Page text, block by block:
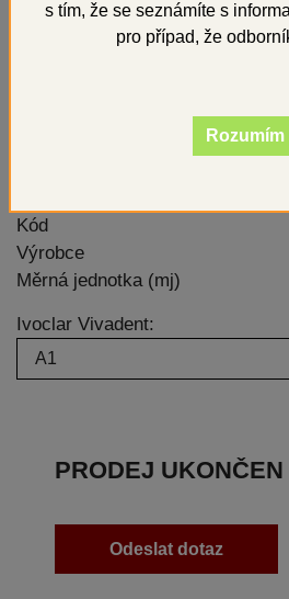
Kód
Výrobce
Měrná jednotka (mj)
Ivoclar Vivadent:
PRODEJ UKONČEN
Odeslat dotaz
s tím, že se seznámíte s
pro případ, že
Rozumím